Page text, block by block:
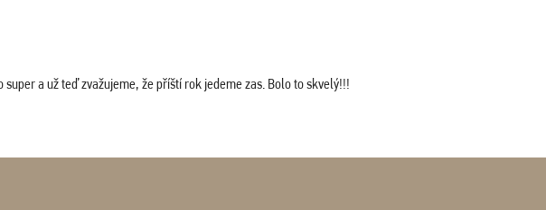
super a už teď zvažujeme, že příští rok jedeme zas. Bolo to skvelý!!!